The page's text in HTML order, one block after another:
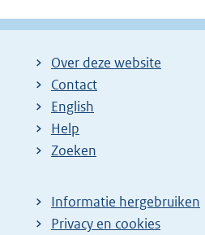
Over deze website
Contact
English
Help
Zoeken
Informatie hergebruiken
Privacy en cookies